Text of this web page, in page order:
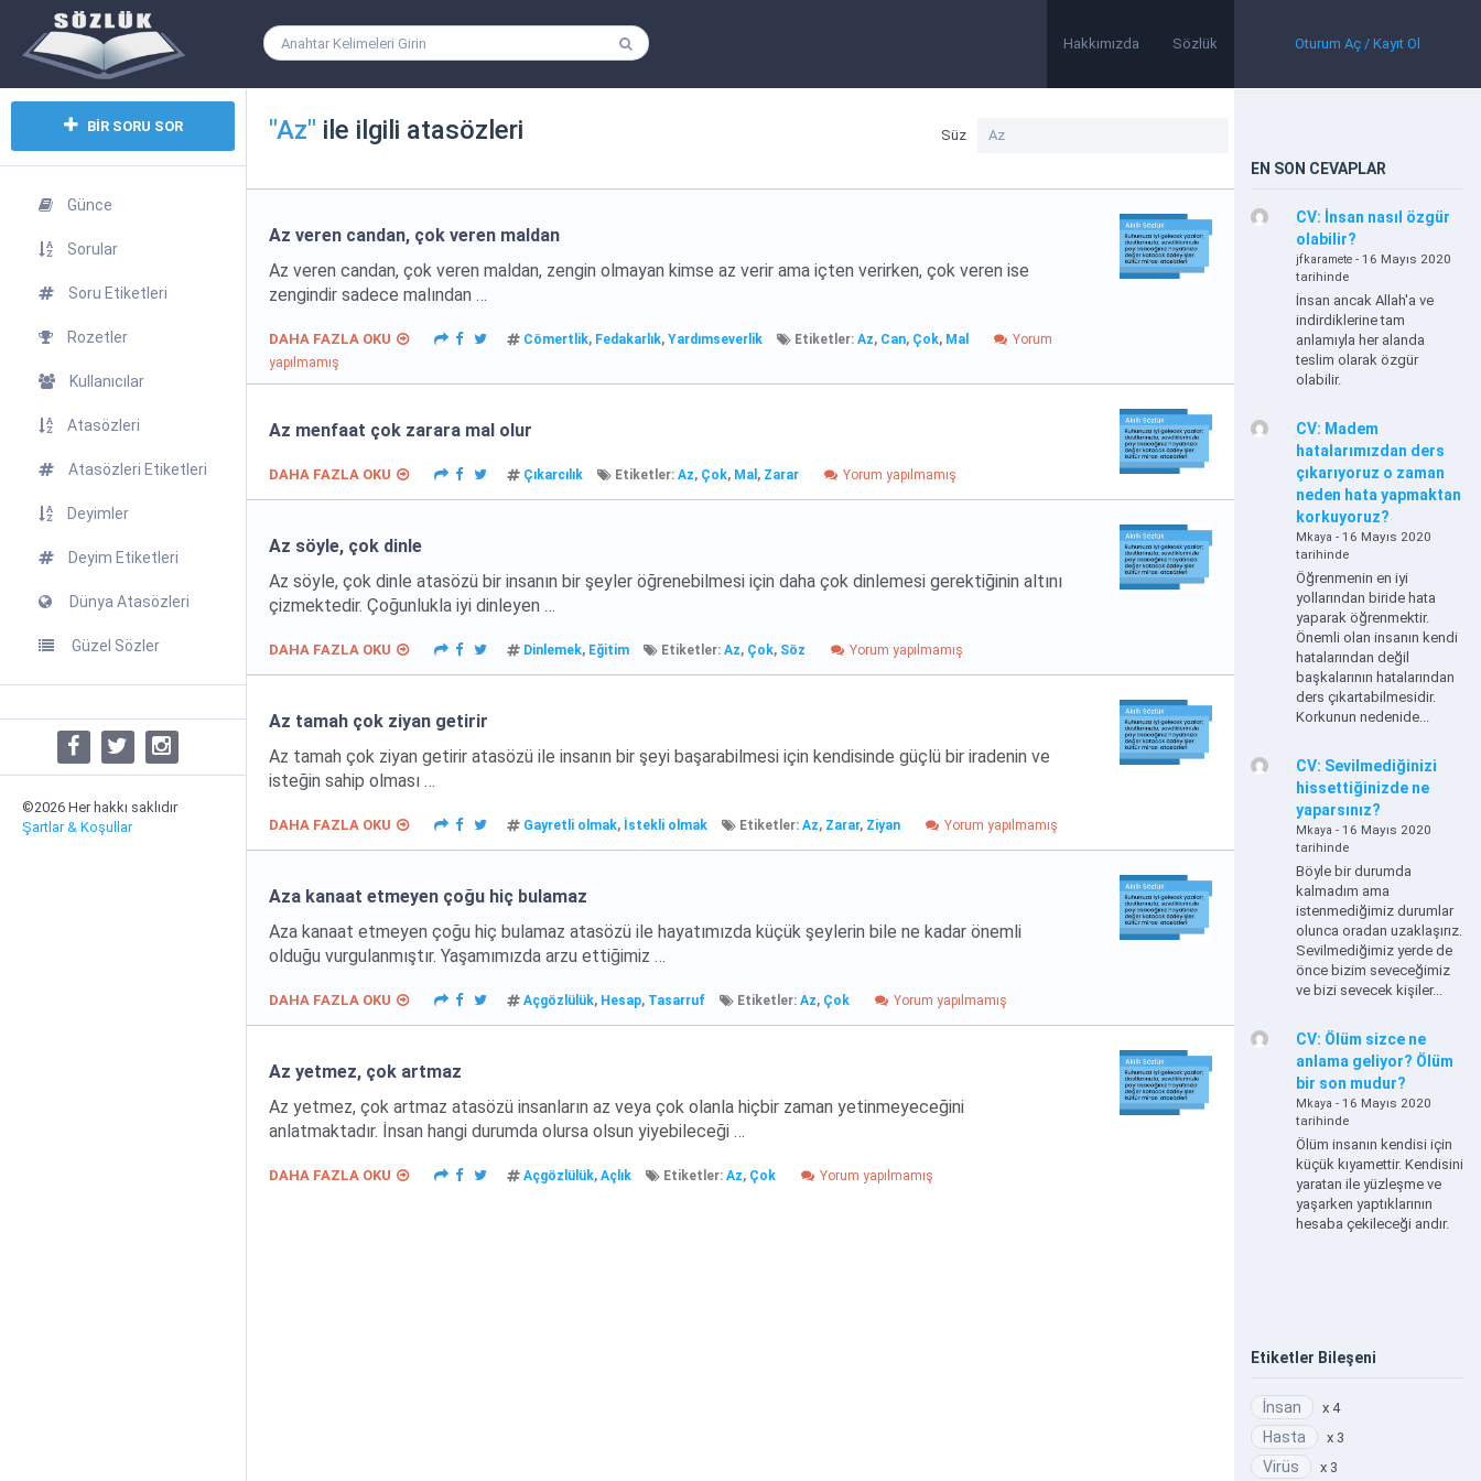
Hakkımızda Sözlük Oturum Aç / Kayıt Ol
BİR SORU SOR
Günce
Sorular
Soru Etiketleri
Rozetler
Kullanıcılar
Atasözleri
Atasözleri Etiketleri
Deyimler
Deyim Etiketleri
Dünya Atasözleri
Güzel Sözler
©2026 Her hakkı saklıdır
Şartlar & Koşullar
"Az" ile ilgili atasözleri Süz
Az veren candan, çok veren maldan
Az veren candan, çok veren maldan, zengin olmayan kimse az verir ama içten verirken, çok veren ise
zengindir sadece malından …
DAHA FAZLA OKU Cömertlik, Fedakarlık, Yardımseverlik Etiketler: Az, Can, Çok, Mal
Yorum
yapılmamış
Az menfaat çok zarara mal olur
DAHA FAZLA OKU Çıkarcılık Etiketler: Az, Çok, Mal , Zarar Yorum yapılmamış
Az söyle, çok dinle
Az söyle, çok dinle atasözü bir insanın bir şeyler öğrenebilmesi için daha çok dinlemesi gerektiğinin altını
çizmektedir. Çoğunlukla iyi dinleyen …
DAHA FAZLA OKU Dinlemek, Eğitim Etiketler: Az, Çok, Söz Yorum yapılmamış
Az tamah çok ziyan getirir
Az tamah çok ziyan getirir atasözü ile insanın bir şeyi başarabilmesi için kendisinde güçlü bir iradenin ve
isteğin sahip olması …
DAHA FAZLA OKU Gayretli olmak, İstekli olmak Etiketler: Az, Zarar, Ziyan Yorum yapılmamış
Aza kanaat etmeyen çoğu hiç bulamaz
Aza kanaat etmeyen çoğu hiç bulamaz atasözü ile hayatımızda küçük şeylerin bile ne kadar önemli
olduğu vurgulanmıştır. Yaşamımızda arzu ettiğimiz …
DAHA FAZLA OKU Açgözlülük, Hesap, Tasarruf Etiketler: Az, Çok Yorum yapılmamış
Az yetmez, çok artmaz
Az yetmez, çok artmaz atasözü insanların az veya çok olanla hiçbir zaman yetinmeyeceğini
anlatmaktadır. İnsan hangi durumda olursa olsun yiyebileceği …
DAHA FAZLA OKU Açgözlülük, Açlık Etiketler: Az, Çok Yorum yapılmamış
EN SON CEVAPLAR
CV: İnsan nasıl özgür
olabilir?
jfkaramete - 16 Mayıs 2020
tarihinde
İnsan ancak Allah'a ve
indirdiklerine tam
anlamıyla her alanda
teslim olarak özgür
olabilir.
CV: Madem
hatalarımızdan ders
çıkarıyoruz o zaman
neden hata yapmaktan
korkuyoruz?
Mkaya - 16 Mayıs 2020
tarihinde
Öğrenmenin en iyi
yollarından biride hata
yaparak öğrenmektir.
Önemli olan insanın kendi
hatalarından değil
başkalarının hatalarından
ders çıkartabilmesidir.
Korkunun nedenide...
CV: Sevilmediğinizi
hissettiğinizde ne
yaparsınız?
Mkaya - 16 Mayıs 2020
tarihinde
Böyle bir durumda
kalmadım ama
istenmediğimiz durumlar
olunca oradan uzaklaşırız.
Sevilmediğimiz yerde de
önce bizim seveceğimiz
ve bizi sevecek kişiler...
CV: Ölüm sizce ne
anlama geliyor? Ölüm
bir son mudur?
Mkaya - 16 Mayıs 2020
tarihinde
Ölüm insanın kendisi için
küçük kıyamettir. Kendisini
yaratan ile yüzleşme ve
yaşarken yaptıklarının
hesaba çekileceği andır.
Etiketler Bileşeni
İnsan x 4
Hasta x 3
Virüs x 3